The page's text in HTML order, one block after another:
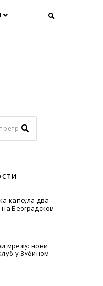
капсула два
Београдском
мрежу: нови
у Зубином